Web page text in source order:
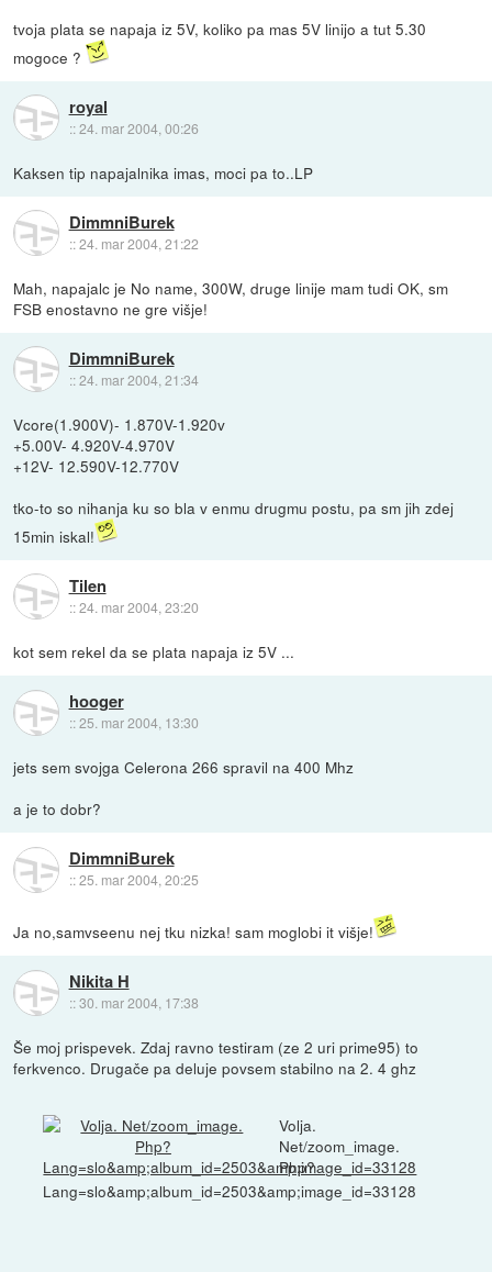
tvoja plata se napaja iz 5V, koliko pa mas 5V linijo a tut 5.30
mogoce ?
royal
::24. mar 2004, 00:26
Kaksen tip napajalnika imas, moci pa to..LP
DimmniBurek
::24. mar 2004, 21:22
Mah, napajalc je No name, 300W, druge linije mam tudi OK, sm
FSB enostavno ne gre višje!
DimmniBurek
::24. mar 2004, 21:34
Vcore(1.900V)- 1.870V-1.920v
+5.00V- 4.920V-4.970V
+12V- 12.590V-12.770V
tko-to so nihanja ku so bla v enmu drugmu postu, pa sm jih zdej
15min iskal!
Tilen
::24. mar 2004, 23:20
kot sem rekel da se plata napaja iz 5V ...
hooger
::25. mar 2004, 13:30
jets sem svojga Celerona 266 spravil na 400 Mhz
a je to dobr?
DimmniBurek
::25. mar 2004, 20:25
Ja no,samvseenu nej tku nizka! sam moglobi it višje!
Nikita H
::30. mar 2004, 17:38
Še moj prispevek. Zdaj ravno testiram (ze 2 uri prime95) to
ferkvenco. Drugače pa deluje povsem stabilno na 2. 4 ghz
Volja.
Net/zoom_image.
Php?
Lang=slo&amp;album_id=2503&amp;image_id=33128